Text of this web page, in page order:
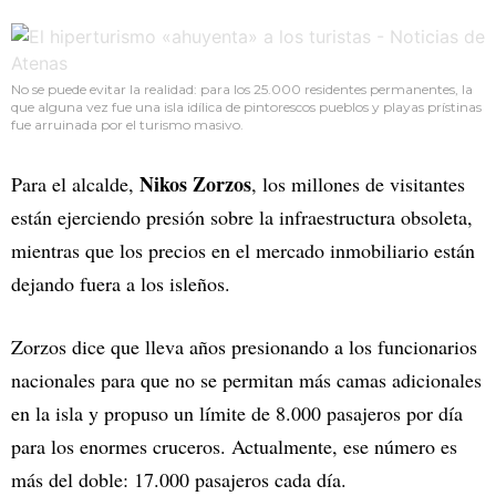
No se puede evitar la realidad: para los 25.000 residentes permanentes, la
que alguna vez fue una isla idílica de pintorescos pueblos y playas prístinas
fue arruinada por el turismo masivo.
Para el alcalde, Nikos Zorzos, los millones de visitantes
están ejerciendo presión sobre la infraestructura obsoleta,
mientras que los precios en el mercado inmobiliario están
dejando fuera a los isleños.
Zorzos dice que lleva años presionando a los funcionarios
nacionales para que no se permitan más camas adicionales
en la isla y propuso un límite de 8.000 pasajeros por día
para los enormes cruceros. Actualmente, ese número es
más del doble: 17.000 pasajeros cada día.